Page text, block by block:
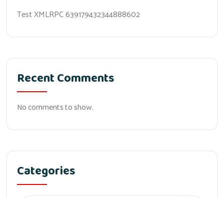
Test XMLRPC 639179432344888602
Recent Comments
No comments to show.
Categories